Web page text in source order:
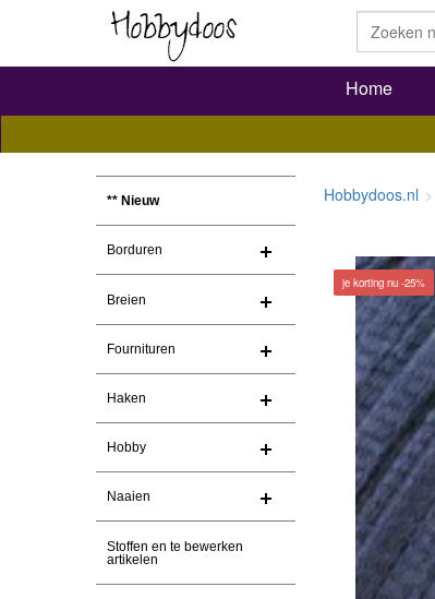
Home
** Nieuw
Borduren
Breien
Fournituren
Haken
Hobby
Naaien
Stoffen en te bewerken
artikelen
Hobbydoos.nl
je korting nu -25%